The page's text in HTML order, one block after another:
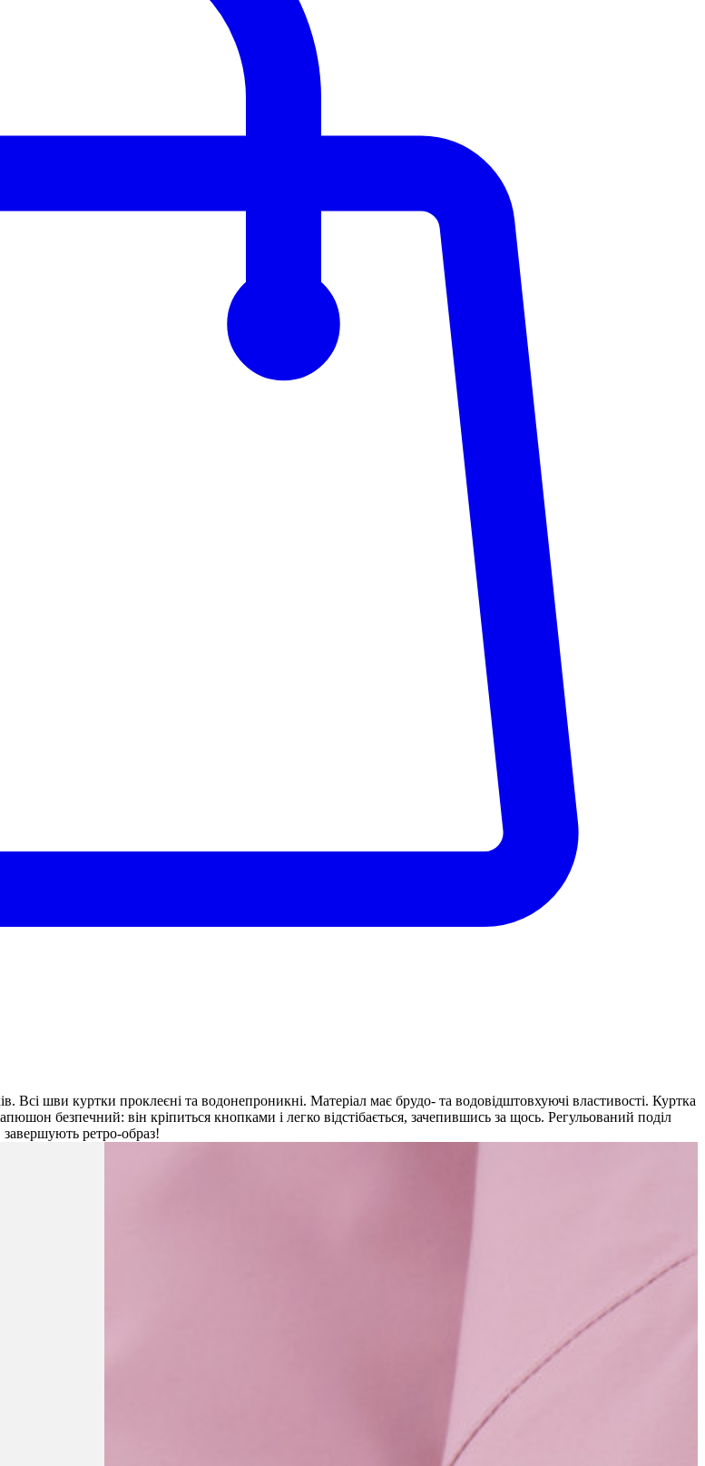
Всі шви куртки проклеєні та водонепроникні. Матеріал має брудо- та водовідштовхуючі властивості. Куртка
безпечний: він кріпиться кнопками і легко відстібається, зачепившись за щось. Регульований поділ
завершують ретро-образ!